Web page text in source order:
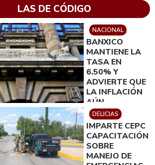
LAS DE CÓDIGO
NACIONAL
BANXICO
MANTIENE LA
TASA EN
6.50% Y
ADVIERTE QUE
LA INFLACIÓN
AÚN
ENFRENTA
RIESGOS
DELICIAS
IMPARTE CEPC
CAPACITACIÓN
SOBRE
MANEJO DE